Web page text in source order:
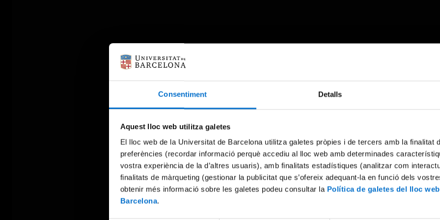
Consentiment Detalls
Aquest lloc web utilitza galetes
El lloc web de la Universitat de Barcelona utilitza galetes pròpies i de tercers amb la finalitat
preferències (recordar informació perquè accediu al lloc web amb determinades
vostra experiència de la d’altres usuaris), amb finalitats estadístiques (analitzar com
finalitats de màrqueting (gestionar la publicitat que s’ofereix adequant-la en funció dels
obtenir més informació sobre les galetes podeu consultar la Política de galetes del lloc
Barcelona.
Something went wrong
Try again